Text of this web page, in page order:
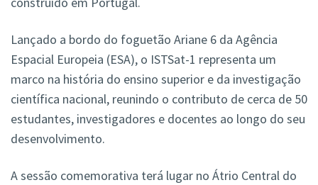
Lançado a bordo do foguetão Ariane 6 da Agência
Espacial Europeia (ESA), o ISTSat-1 representa um
marco na história do ensino superior e da investigação
científica nacional, reunindo o contributo de cerca de 50
estudantes, investigadores e docentes ao longo do seu
desenvolvimento.
A sessão comemorativa terá lugar no Átrio Central do